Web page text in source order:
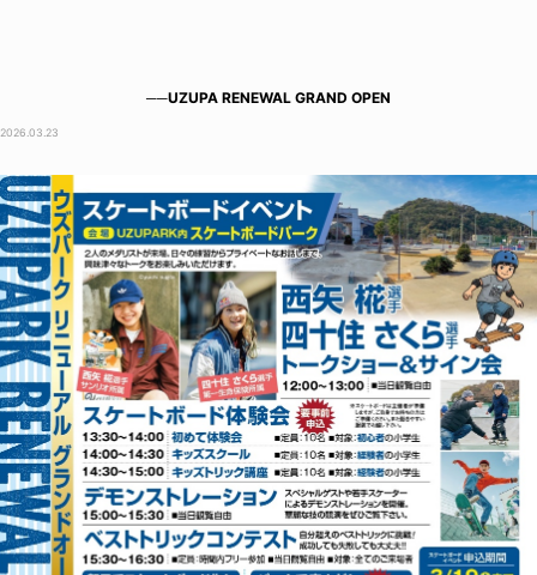
──UZUPA RENEWAL GRAND OPEN
2026.03.23